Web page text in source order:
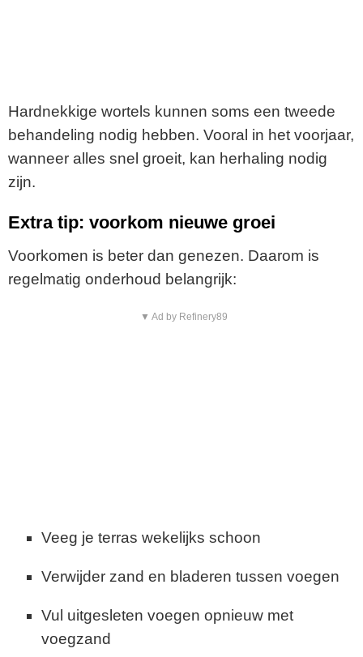
Hardnekkige wortels kunnen soms een tweede
behandeling nodig hebben. Vooral in het voorjaar,
wanneer alles snel groeit, kan herhaling nodig
zijn.
Extra tip: voorkom nieuwe groei
Voorkomen is beter dan genezen. Daarom is
regelmatig onderhoud belangrijk:
▼ Ad by Refinery89
Veeg je terras wekelijks schoon
Verwijder zand en bladeren tussen voegen
Vul uitgesleten voegen opnieuw met
voegzand